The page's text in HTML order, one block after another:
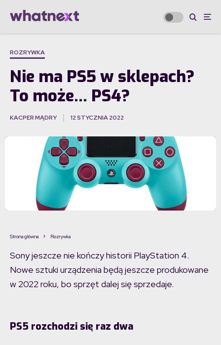
ROZRYWKA
Nie ma PS5 w sklepach?
To może… PS4?
KACPER MĄDRY 12 STYCZNIA 2022
Strona główna Rozrywka
Sony jeszcze nie kończy historii PlayStation 4.
Nowe sztuki urządzenia będą jeszcze produkowane
w 2022 roku, bo sprzęt dalej się sprzedaje.
PS5 rozchodzi się raz dwa